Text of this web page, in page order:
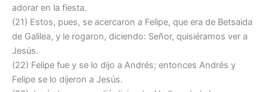
adorar en la fiesta.
(21) Estos, pues, se acercaron a Felipe, que era de Betsaida
de Galilea, y le rogaron, diciendo: Señor, quisiéramos ver a
Jesús.
(22) Felipe fue y se lo dijo a Andrés; entonces Andrés y
Felipe se lo dijeron a Jesús.